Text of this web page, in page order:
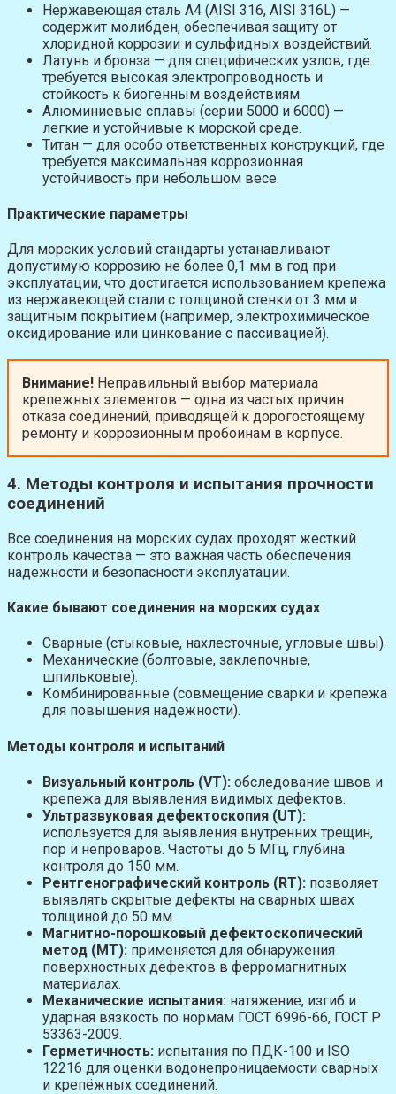
Нержавеющая сталь A4 (AISI 316, AISI 316L) —
содержит молибден, обеспечивая защиту от
хлоридной коррозии и сульфидных воздействий.
Латунь и бронза — для специфических узлов, где
требуется высокая электропроводность и
стойкость к биогенным воздействиям.
Алюминиевые сплавы (серии 5000 и 6000) —
легкие и устойчивые к морской среде.
Титан — для особо ответственных конструкций, где
требуется максимальная коррозионная
устойчивость при небольшом весе.
Практические параметры
Для морских условий стандарты устанавливают
допустимую коррозию не более 0,1 мм в год при
эксплуатации, что достигается использованием крепежа
из нержавеющей стали с толщиной стенки от 3 мм и
защитным покрытием (например, электрохимическое
оксидирование или цинкование с пассивацией).
Внимание! Неправильный выбор материала
крепежных элементов — одна из частых причин
отказа соединений, приводящей к дорогостоящему
ремонту и коррозионным пробоинам в корпусе.
4. Методы контроля и испытания прочности
соединений
Все соединения на морских судах проходят жесткий
контроль качества — это важная часть обеспечения
надежности и безопасности эксплуатации.
Какие бывают соединения на морских судах
Сварные (стыковые, нахлесточные, угловые швы).
Механические (болтовые, заклепочные,
шпильковые).
Комбинированные (совмещение сварки и крепежа
для повышения надежности).
Методы контроля и испытаний
Визуальный контроль (VT): обследование швов и
крепежа для выявления видимых дефектов.
Ультразвуковая дефектоскопия (UT):
используется для выявления внутренних трещин,
пор и непроваров. Частоты до 5 МГц, глубина
контроля до 150 мм.
Рентгенографический контроль (RT): позволяет
выявлять скрытые дефекты на сварных швах
толщиной до 50 мм.
Магнитно-порошковый дефектоскопический
метод (MT): применяется для обнаружения
поверхностных дефектов в ферромагнитных
материалах.
Механические испытания: натяжение, изгиб и
ударная вязкость по нормам ГОСТ 6996-66, ГОСТ Р
53363-2009.
Герметичность: испытания по ПДК-100 и ISO
12216 для оценки водонепроницаемости сварных
и крепёжных соединений.